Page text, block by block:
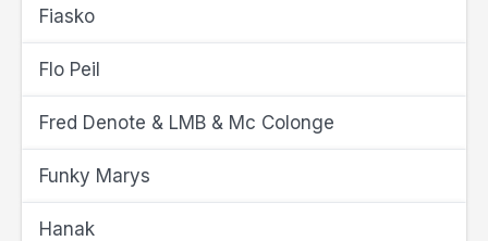
Fiasko
Flo Peil
Fred Denote & LMB & Mc Colonge
Funky Marys
Hanak